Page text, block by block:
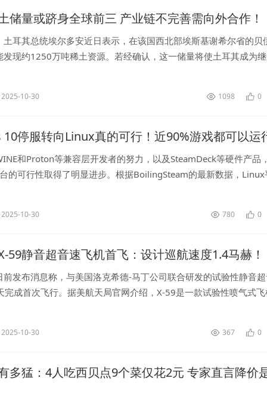
储量或跻身全球前三 产业链不完善需向外合作！
土耳其总统埃尔多安近日表示，在该国西北部埃斯基谢希尔省的贝
发现约1250万吨稀土资源。若经确认，这一储量将使土耳其成为
2025-10-30 1098 0
停服转向Linux真的可行！近90%游戏都可以运
和Proton等兼容层开发者的努力，以及SteamDeck等硬件产品
的可行性取得了明显进步。根据BoilingSteam的最新数据，Linux
2025-10-30 780 0
59静音超音速飞机首飞：设计巡航速度1.4马赫！
前发布消息称，与美国洛克希德-马丁公司联合研发的试验性静音
完成首次飞行。据美航天局官网介绍，X-59是一款试验性喷气式
2025-10-30 367 0
多猛：4人吃西贝点9个菜仅花2元 专家直言降价